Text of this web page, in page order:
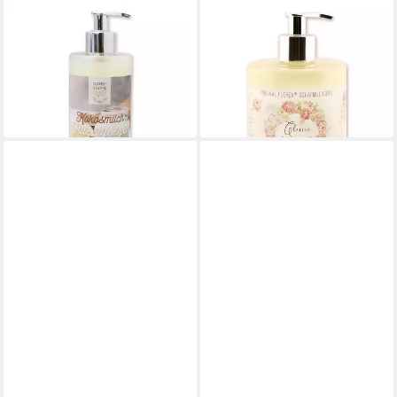
GERLINDE HOFER _ FLOREX
Flüssigseife 7978FL
Kokosmilch
in 6-8 Werktagen bei dir
GERLINDE HOFER _ FLOREX
(23,98 €/ 1 l)
in 6-8 Werktagen bei dir